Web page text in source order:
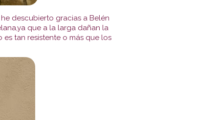
descubierto gracias a Belén
que a la larga dañan la
tan resistente o más que los